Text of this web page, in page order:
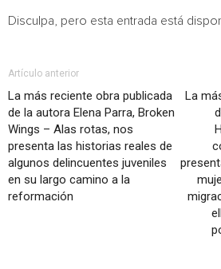
Disculpa, pero esta entrada está
Artículo anterior
La más reciente obra publicada
de la autora Elena Parra, Broken
Wings – Alas rotas, nos
presenta las historias reales de
algunos delincuentes juveniles
en su largo camino a la
reformación
La